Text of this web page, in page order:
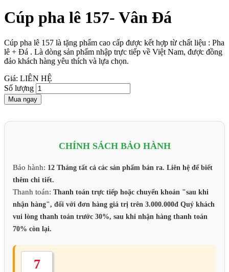
Cúp pha lê 157- Vân Đá
Cúp pha lê 157 là tặng phẩm cao cấp được kết hợp từ chất liệu : Pha
lê + Đá . Là dòng sản phẩm nhập trực tiếp về Việt Nam, được đồng
đảo khách hàng yêu thích và lựa chọn.
Giá: LIÊN HỆ
Số lượng
Mua ngay
CHÍNH SÁCH BẢO HÀNH
Bảo hành: 12 Tháng tất cả các sản phẩm bán ra. Liên hệ để biết
thêm chi tiết.
Thanh toán: Thanh toán trực tiếp hoặc chuyển khoản "sau khi
nhận hàng", đối với đơn hàng giá trị trên 3.000.000đ Quý khách
vui lòng thanh toán trước 30%, sau khi nhận hàng thanh toán
70% còn lại.
7